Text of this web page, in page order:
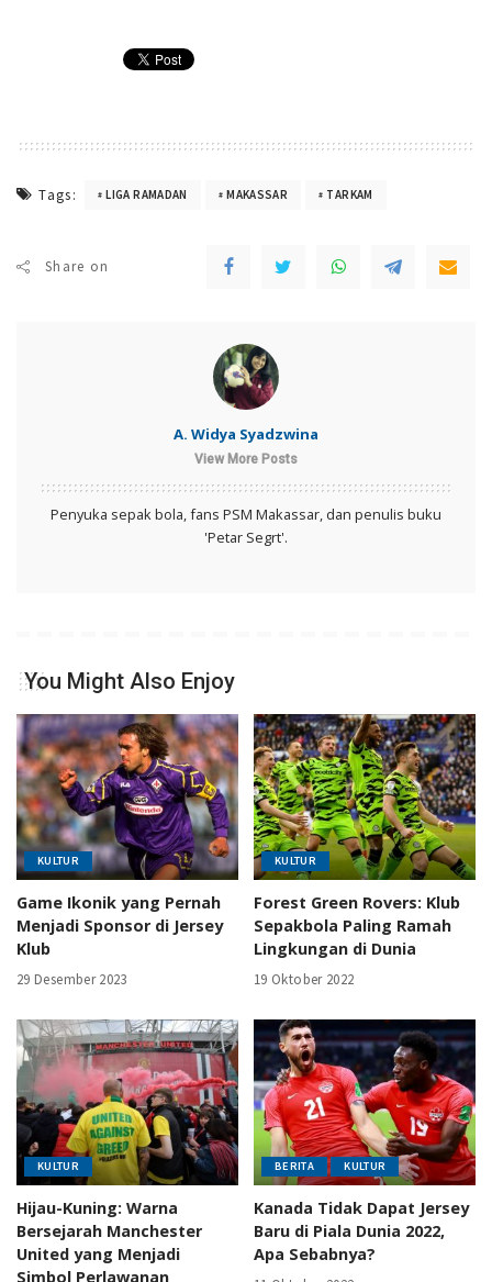
Tags: LIGA RAMADAN MAKASSAR TARKAM
Share on
A. Widya Syadzwina
View More Posts
Penyuka sepak bola, fans PSM Makassar, dan penulis buku
'Petar Segrt'.
You Might Also Enjoy
KULTUR
Game Ikonik yang Pernah
Menjadi Sponsor di Jersey
Klub
29 Desember 2023
KULTUR
Forest Green Rovers: Klub
Sepakbola Paling Ramah
Lingkungan di Dunia
19 Oktober 2022
KULTUR
Hijau-Kuning: Warna
Bersejarah Manchester
United yang Menjadi
Simbol Perlawanan
BERITA KULTUR
Kanada Tidak Dapat Jersey
Baru di Piala Dunia 2022,
Apa Sebabnya?